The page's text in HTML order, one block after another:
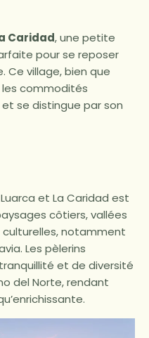
Caridad, une petite
pour se reposer
Ce village, bien que
commodités
se distingue par son
et La Caridad est
côtiers, vallées
notamment
Les pèlerins
et de diversité
del Norte, rendant